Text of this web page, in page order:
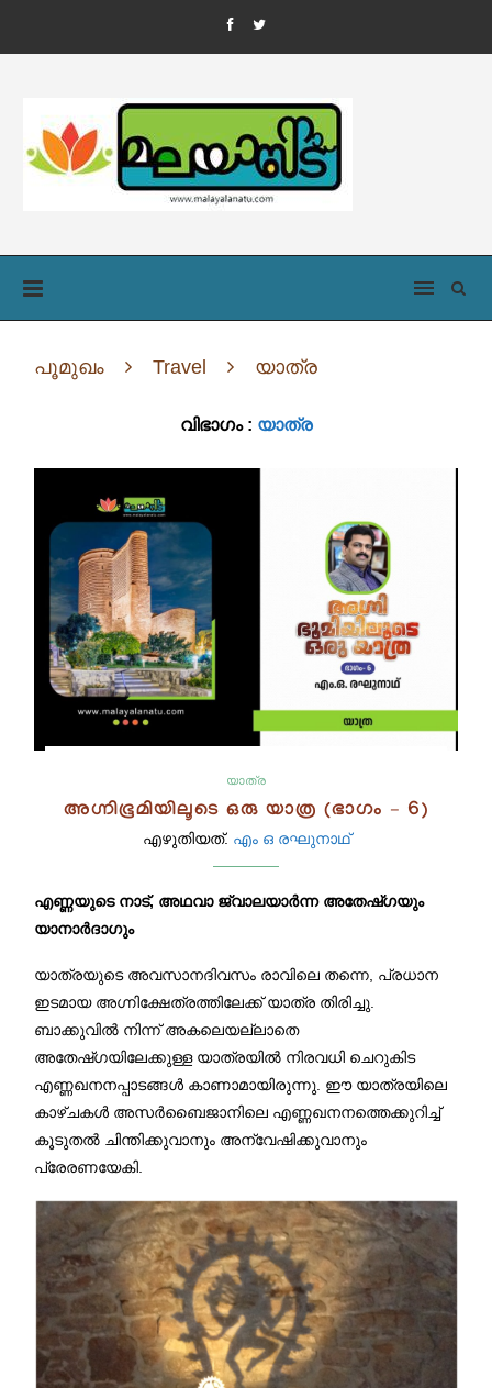
പൂമുഖം Travel യാത്ര
വിഭാഗം : യാത്ര
യാത്ര
അഗ്നിഭൂമിയിലൂടെ ഒരു യാത്ര (ഭാഗം – 6)
എഴുതിയത്. എം ഒ രഘുനാഥ്‌
എണ്ണയുടെ നാട്, അഥവാ ജ്വാലയാർന്ന അതേഷ്‌ഗയും
യാനാർദാഗും
യാത്രയുടെ അവസാനദിവസം രാവിലെ തന്നെ, പ്രധാന
ഇടമായ അഗ്നിക്ഷേത്രത്തിലേക്ക് യാത്ര തിരിച്ചു.
ബാക്കുവിൽ നിന്ന് അകലെയല്ലാതെ
അതേഷ്ഗയിലേക്കുള്ള യാത്രയിൽ നിരവധി ചെറുകിട
എണ്ണഖനനപ്പാടങ്ങൾ കാണാമായിരുന്നു. ഈ യാത്രയിലെ
കാഴ്ചകൾ അസർബൈജാനിലെ എണ്ണഖനനത്തെക്കുറിച്ച്
കൂടുതൽ ചിന്തിക്കുവാനും അന്വേഷിക്കുവാനും
പ്രേരണയേകി.